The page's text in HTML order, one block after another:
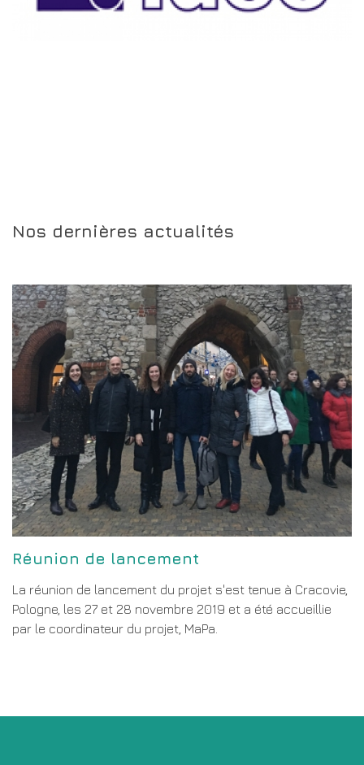
Nos dernières actualités
Réunion de lancement
La réunion de lancement du projet s'est tenue à Cracovie,
Pologne, les 27 et 28 novembre 2019 et a été accueillie
par le coordinateur du projet, MaPa.